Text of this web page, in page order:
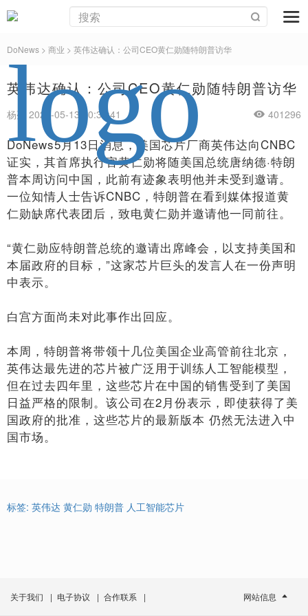
DoNews > 商业 > 英伟达确认：公司CEO黄仁勋随特朗普访华
英伟达确认：公司CEO黄仁勋随特朗普访华
杨亮 2026-05-13 10:36:41 401296
DoNews5月13日消息，美国芯片厂商英伟达向CNBC
证实，其首席执行官黄仁勋将随美国总统唐纳德·特朗
普本周访问中国，此前有迹象表明他并未受到邀请。
一位知情人士告诉CNBC，特朗普在看到媒体报道黄
仁勋缺席代表团后，致电黄仁勋并邀请他一同前往。
“黄仁勋应特朗普总统的邀请出席峰会，以支持美国和
本届政府的目标，”这家芯片巨头的发言人在一份声明
中表示。
白宫方面尚未对此事作出回应。
本周，特朗普将带领十几位美国企业高管前往北京，
英伟达最先进的芯片被广泛用于训练人工智能模型，
但在过去四年里，这些芯片在中国的销售受到了美国
日益严格的限制。该公司在2月份表示，即使获得了美
国政府的批准，这些芯片的最新版本 仍然无法进入中
国市场。
标签: 英伟达 黄仁勋 特朗普 人工智能芯片
关于我们 | 电子协议 | 合作联系 | 网站信息